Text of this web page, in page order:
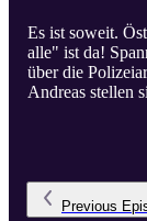
Es ist soweit.
alle" ist da!
über die
Andreas stellen
Previous